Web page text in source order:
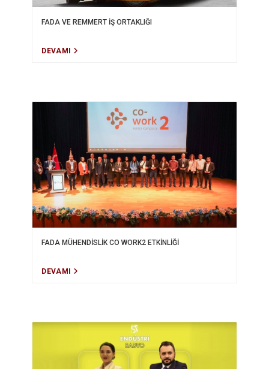
FADA VE REMMERT İŞ ORTAKLIĞI
DEVAMI
FADA MÜHENDİSLİK CO WORK2 ETKİNLİĞİ
DEVAMI